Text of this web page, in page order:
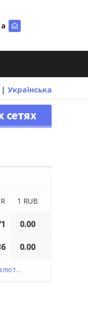
| Українська
1 RUB
0.00
0.00